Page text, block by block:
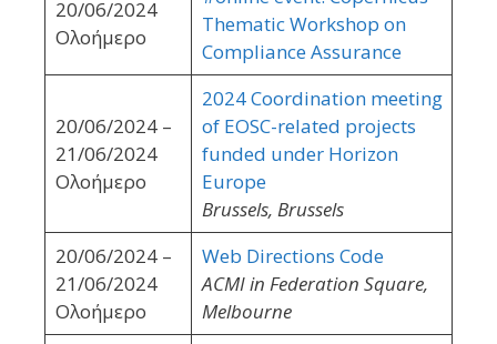
20/06/2024
Ολοήμερο
Thematic Workshop on
Compliance Assurance
20/06/2024 –
21/06/2024
Ολοήμερο
2024 Coordination meeting
of EOSC-related projects
funded under Horizon
Europe
Brussels, Brussels
20/06/2024 –
21/06/2024
Ολοήμερο
Web Directions Code
ACMI in Federation Square,
Melbourne